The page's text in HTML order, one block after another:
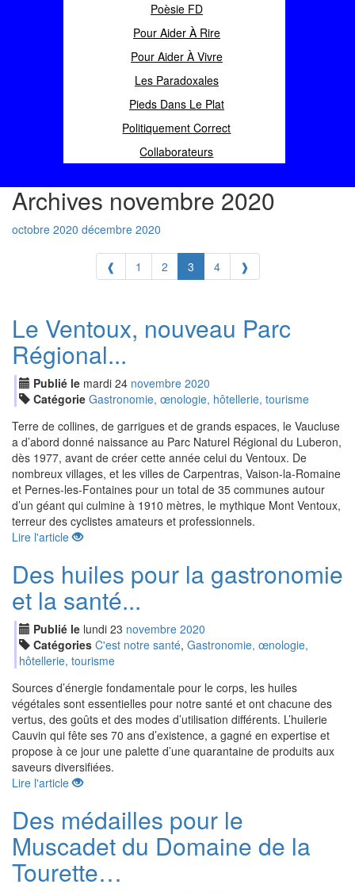
Poèsie FD
Pour Aider À Rire
Pour Aider À Vivre
Les Paradoxales
Pieds Dans Le Plat
Politiquement Correct
Collaborateurs
Archives novembre 2020
octobre 2020 décembre 2020
❰ 1 2 3 4 ❱
Le Ventoux, nouveau Parc
Régional...
Publié le mardi 24 novembre 2020
Catégorie Gastronomie, œnologie, hôtellerie, tourisme
Terre de collines, de garrigues et de grands espaces, le Vaucluse
a d’abord donné naissance au Parc Naturel Régional du Luberon,
dès 1977, avant de créer cette année celui du Ventoux. De
nombreux villages, et les villes de Carpentras, Vaison-la-Romaine
et Pernes-les-Fontaines pour un total de 35 communes autour
d’un géant qui culmine à 1910 mètres, le mythique Mont Ventoux,
terreur des cyclistes amateurs et professionnels.
Lire l'article
Des huiles pour la gastronomie
et la santé...
Publié le lundi 23 novembre 2020
Catégories C'est notre santé, Gastronomie, œnologie,
hôtellerie, tourisme
Sources d’énergie fondamentale pour le corps, les huiles
végétales sont essentielles pour notre santé et ont chacune des
vertus, des goûts et des modes d’utilisation différents. L’huilerie
Cauvin qui fête ses 70 ans d’existence, a gagné en expertise et
propose à ce jour une palette d’une quarantaine de produits aux
saveurs diversifiées.
Lire l'article
Des médailles pour le
Muscadet du Domaine de la
Tourette…